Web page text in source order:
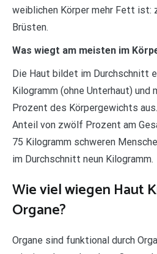
weiblichen Körper mehr Fett ist:
Brüsten.
Was wiegt am meisten im
Die Haut bildet im Durchschnitt
Kilogramm (ohne Unterhaut)
Prozent des Körpergewichts
Anteil von zwölf Prozent am
75 Kilogramm schweren
im Durchschnitt neun Kilogramm.
Wie viel wiegen Haut
Organe?
Organe sind funktional durch